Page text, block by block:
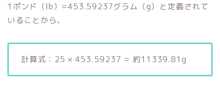
1ポンド（lb）=453.59237グラム（g）と定義されて
いることから、
計算式：25 × 453.59237 = 約11339.81g